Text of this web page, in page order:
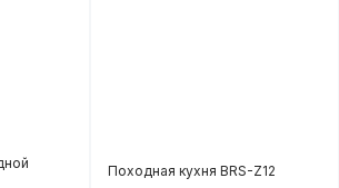
ручкой BRS-P26
Походная кухня BRS-Z12